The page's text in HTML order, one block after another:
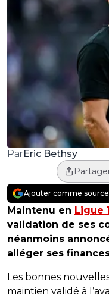
ParEric Bethsy
Ajouter comme
Maintenu en Ligue 1
validation de ses
néanmoins
alléger ses
Les bonnes
maintien validé à